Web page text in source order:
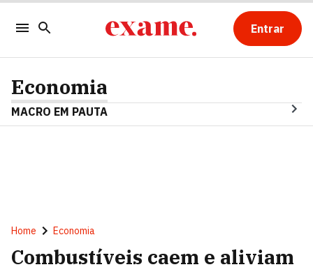
Entrar
Economia
MACRO EM PAUTA
Home Economia
Combustíveis caem e aliviam